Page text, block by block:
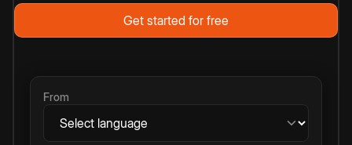
Get started for free
From